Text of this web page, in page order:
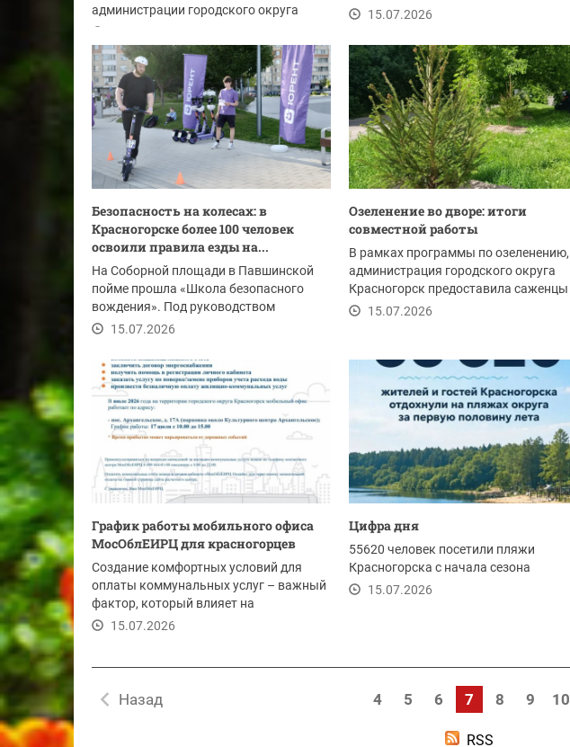
администрации городского округа
Красногорск:
встретился с...
15.07.2026
Безопасность на колесах: в
Красногорске более 100 человек
освоили правила езды на...
На Соборной площади в Павшинской
пойме прошла «Школа безопасного
вождения». Под руководством
опытных инструкторов...
15.07.2026
Озеленение во дворе: итоги
совместной работы
В рамках программы по озеленению,
администрация городского округа
Красногорск предоставила саженцы
жителям дома по...
15.07.2026
График работы мобильного офиса
МосОблЕИРЦ для красногорцев
Создание комфортных условий для
оплаты коммунальных услуг – важный
фактор, который влияет на
своевременность...
15.07.2026
Цифра дня
55620 человек посетили пляжи
Красногорска с начала сезона
15.07.2026
4 5 6 7 8 9 10
Назад
RSS